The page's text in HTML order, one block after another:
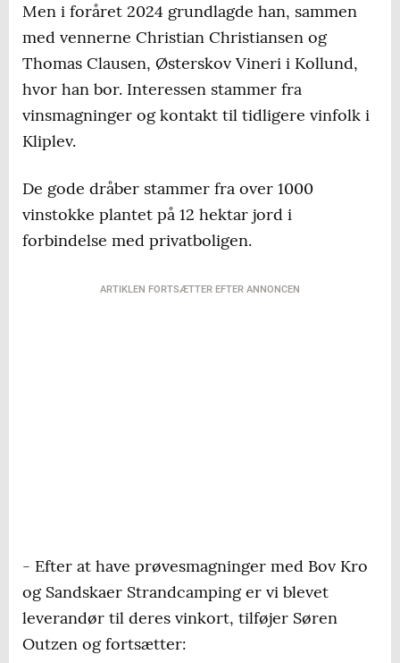
Men i foråret 2024 grundlagde han, sammen
med vennerne Christian Christiansen og
Thomas Clausen, Østerskov Vineri i Kollund,
hvor han bor. Interessen stammer fra
vinsmagninger og kontakt til tidligere vinfolk i
Kliplev.
De gode dråber stammer fra over 1000
vinstokke plantet på 12 hektar jord i
forbindelse med privatboligen.
ARTIKLEN FORTSÆTTER EFTER ANNONCEN
- Efter at have prøvesmagninger med Bov Kro
og Sandskaer Strandcamping er vi blevet
leverandør til deres vinkort, tilføjer Søren
Outzen og fortsætter: